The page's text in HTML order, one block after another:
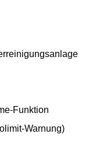
Funktion
Warnung)